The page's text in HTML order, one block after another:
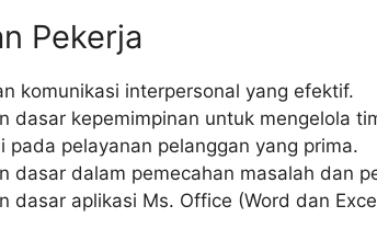
Pekerja
komunikasi interpersonal yang efektif.
dasar kepemimpinan untuk mengelola
pada pelayanan pelanggan yang prima.
dasar dalam pemecahan masalah dan
dasar aplikasi Ms. Office (Word dan